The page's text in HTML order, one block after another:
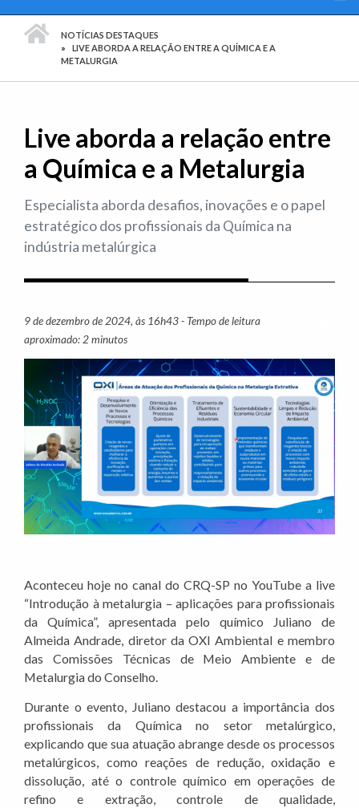
PÁGINA INICIAL
NOTÍCIAS DESTAQUES
LIVE ABORDA A RELAÇÃO ENTRE A QUÍMICA E A
METALURGIA
Live aborda a relação entre
a Química e a Metalurgia
Especialista aborda desafios, inovações e o papel
estratégico dos profissionais da Química na
indústria metalúrgica
9 de dezembro de 2024, às 16h43 - Tempo de leitura
aproximado: 2 minutos
Aconteceu hoje no canal do CRQ-SP no YouTube a live
“Introdução à metalurgia – aplicações para profissionais
da Química”, apresentada pelo químico Juliano de
Almeida Andrade, diretor da OXI Ambiental e membro
das Comissões Técnicas de Meio Ambiente e de
Metalurgia do Conselho.
Durante o evento, Juliano destacou a importância dos
profissionais da Química no setor metalúrgico,
explicando que sua atuação abrange desde os processos
metalúrgicos, como reações de redução, oxidação e
dissolução, até o controle químico em operações de
refino e extração, controle de qualidade,